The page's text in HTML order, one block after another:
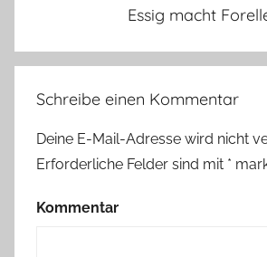
Essig macht
Schreibe einen Kommentar
Deine E-Mail-Adresse wird nicht
Erforderliche Felder sind mit *
Kommentar